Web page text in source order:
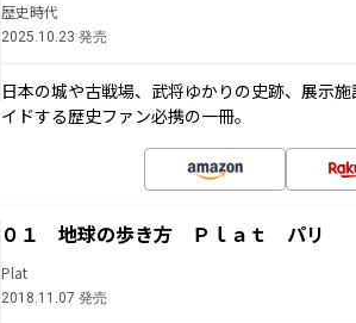
歴史時代
2025.10.23 発売
日本の城や古戦場、武将ゆかりの史跡、展示
イドする歴史ファン必携の一冊。
０１ 地球の歩き方 Ｐｌａｔ パリ
Plat
2018.11.07 発売